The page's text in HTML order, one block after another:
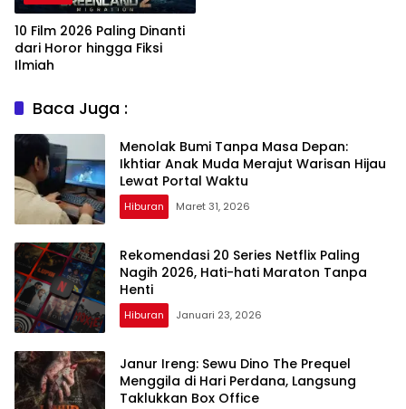
10 Film 2026 Paling Dinanti
dari Horor hingga Fiksi
Ilmiah
Baca Juga :
Menolak Bumi Tanpa Masa Depan:
Ikhtiar Anak Muda Merajut Warisan Hijau
Lewat Portal Waktu
Hiburan Maret 31, 2026
Rekomendasi 20 Series Netflix Paling
Nagih 2026, Hati-hati Maraton Tanpa
Henti
Hiburan Januari 23, 2026
Janur Ireng: Sewu Dino The Prequel
Menggila di Hari Perdana, Langsung
Taklukkan Box Office